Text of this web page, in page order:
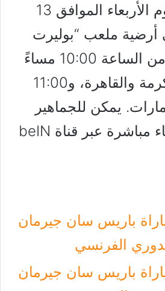
تقام المباراة اليوم الأربعاء الموافق 13
على أرضية ملعب “بوليرت
ديليليس”، بداية من الساعة 10:00 مساءً
بتوقيت مكة المكرمة والقاهرة، و11:00
يمكن للجماهير
الواعية اتباع اللقاء مباشرة عبر قناة beIN
باريس سان جيرمان
الفرنسي
باريس سان جيرمان